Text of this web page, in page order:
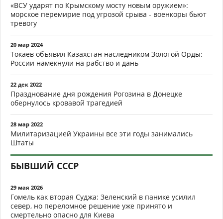
«ВСУ ударят по Крымскому мосту новым оружием»:
морское перемирие под угрозой срыва - военкоры бьют
тревогу
20 мар 2024
Токаев объявил Казахстан наследником Золотой Орды:
России намекнули на рабство и дань
22 дек 2022
Празднование дня рождения Рогозина в Донецке
обернулось кровавой трагедией
28 мар 2022
Милитаризацией Украины все эти годы занимались
Штаты
БЫВШИЙ СССР
29 мая 2026
Гомель как вторая Суджа: Зеленский в панике усилил
север, но переломное решение уже принято и
смертельно опасно для Киева